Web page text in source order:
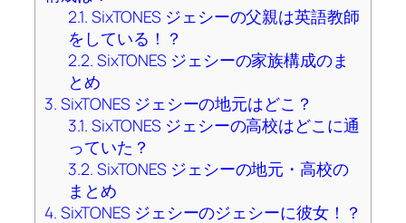
2.1. SixTONES ジェシーの父親は英語教師
をしている！？
2.2. SixTONES ジェシーの家族構成のま
とめ
3. SixTONES ジェシーの地元はどこ？
3.1. SixTONES ジェシーの高校はどこに通
っていた？
3.2. SixTONES ジェシーの地元・高校の
まとめ
4. SixTONES ジェシーのジェシーに彼女！？